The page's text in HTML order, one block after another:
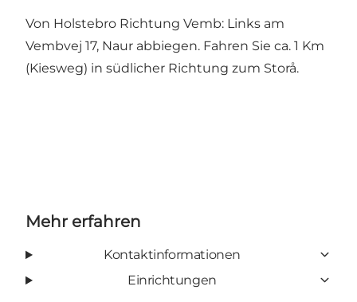
Von Holstebro Richtung Vemb: Links am
Vembvej 17, Naur abbiegen. Fahren Sie ca. 1 Km
(Kiesweg) in südlicher Richtung zum Storå.
Mehr erfahren
Kontaktinformationen
Einrichtungen